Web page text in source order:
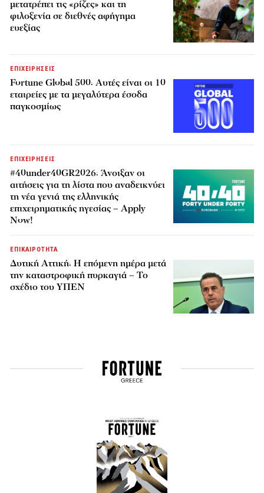
μετατρέπει τις «ρίζες» και τη
φιλοξενία σε διεθνές αφήγημα
ευεξίας
ΕΠΙΧΕΙΡΗΣΕΙΣ
Fortune Global 500: Αυτές είναι οι 10
εταιρείες με τα μεγαλύτερα έσοδα
παγκοσμίως
ΕΠΙΧΕΙΡΗΣΕΙΣ
#40under40GR2026: Άνοιξαν οι
αιτήσεις για τη λίστα που αναδεικνύει
τη νέα γενιά της ελληνικής
επιχειρηματικής ηγεσίας – Apply
Now!
ΕΠΙΚΑΙΡΟΤΗΤΑ
Δυτική Αττική: Η επόμενη ημέρα μετά
την καταστροφική πυρκαγιά – Το
σχέδιο του ΥΠΕΝ